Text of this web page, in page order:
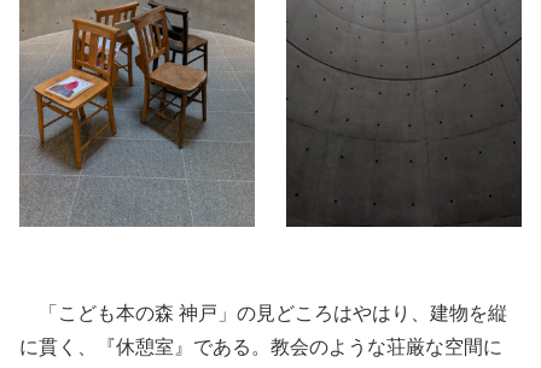
「こども本の森 神戸」の見どころはやはり、建物を縦
に貫く、『休憩室』である。教会のような荘厳な空間に